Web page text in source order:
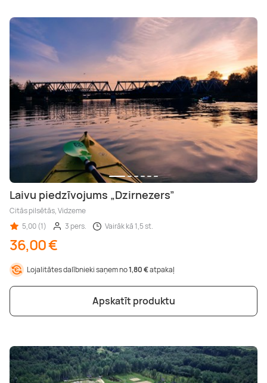
Laivu piedzīvojums „Dzirnezers”
Citās pilsētās, Vidzeme
5,00 (1)
3 pers. Vairāk kā 1,5 st.
36,00 €
Lojalitātes dalībnieki saņem no1,80 €atpakaļ
Apskatīt produktu